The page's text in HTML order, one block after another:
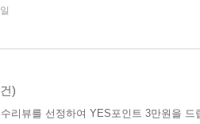
)
리뷰를 선정하여 YES포인트 3만원을 드